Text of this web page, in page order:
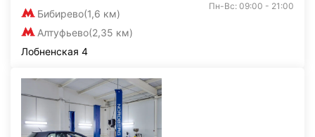
Бибирево(1,6 км)
Алтуфьево(2,35 км)
Пн-Вс: 09:00 - 21:00
Лобненская 4